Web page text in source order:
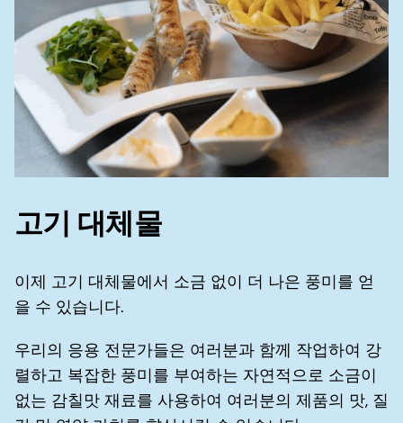
고기 대체물
이제 고기 대체물에서 소금 없이 더 나은 풍미를 얻
을 수 있습니다.
우리의 응용 전문가들은 여러분과 함께 작업하여 강
렬하고 복잡한 풍미를 부여하는 자연적으로 소금이
없는 감칠맛 재료를 사용하여 여러분의 제품의 맛, 질